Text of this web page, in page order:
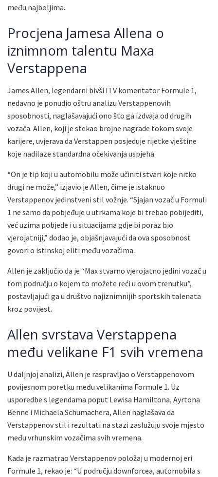
među najboljima.
Procjena Jamesa Allena o
iznimnom talentu Maxa
Verstappena
James Allen, legendarni bivši ITV komentator Formule 1,
nedavno je ponudio oštru analizu Verstappenovih
sposobnosti, naglašavajući ono što ga izdvaja od drugih
vozača. Allen, koji je stekao brojne nagrade tokom svoje
karijere, uvjerava da Verstappen posjeduje rijetke vještine
koje nadilaze standardna očekivanja uspjeha.
“On je tip koji u automobilu može učiniti stvari koje nitko
drugi ne može,” izjavio je Allen, čime je istaknuo
Verstappenov jedinstveni stil vožnje. “Sjajan vozač u Formuli
1 ne samo da pobjeđuje u utrkama koje bi trebao pobijediti,
već uzima pobjede i u situacijama gdje bi poraz bio
vjerojatniji,” dodao je, objašnjavajući da ova sposobnost
govori o istinskoj eliti među vozačima.
Allen je zaključio da je “Max stvarno vjerojatno jedini vozač u
tom području o kojem to možete reći u ovom trenutku”,
postavljajući ga u društvo najiznimnijih sportskih talenata
kroz povijest.
Allen svrstava Verstappena
među velikane F1 svih vremena
U daljnjoj analizi, Allen je raspravljao o Verstappenovom
povijesnom poretku među velikanima Formule 1. Uz
usporedbe s legendama poput Lewisa Hamiltona, Ayrtona
Benne i Michaela Schumachera, Allen naglašava da
Verstappenov stil i rezultati na stazi zaslužuju svoje mjesto
među vrhunskim vozačima svih vremena.
Kada je razmatrao Verstappenov položaj u modernoj eri
Formule 1, rekao je: “U području downforcea, automobila s